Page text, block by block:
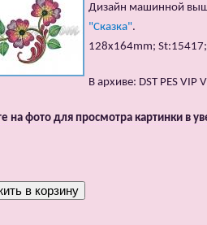
Дизайн машинной
"Сказка".
128x164mm;
В архиве: DST PES VIP
на фото для просмотра картинки в